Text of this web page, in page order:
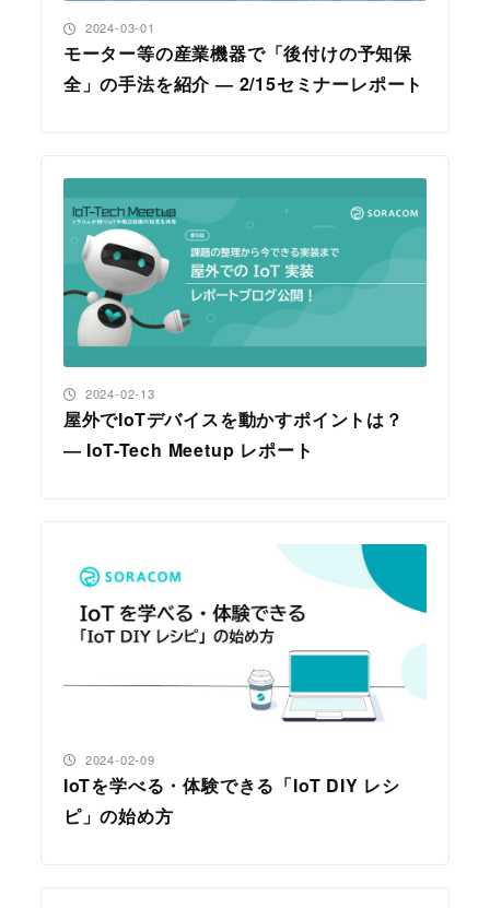
モーター等の産業機器で「後付けの予知保
全」の手法を紹介 ― 2/15セミナーレポート
投稿日
2024-03-01
屋外でIoTデバイスを動かすポイントは？
― IoT-Tech Meetup レポート
投稿日
2024-02-13
IoTを学べる・体験できる「IoT DIY レシ
ピ」の始め方
投稿日
2024-02-09